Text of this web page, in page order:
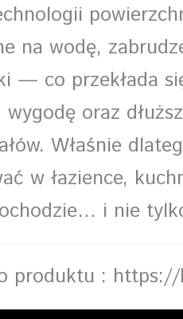
na wodę,
— co przekłada
wygodę oraz
Właśnie
w łazience,
i nie
produktu :